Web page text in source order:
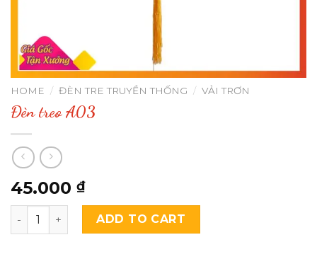
HOME / ĐÈN TRE TRUYỀN THỐNG / VẢI TRƠN
Đèn treo A03
45.000 ₫
Đèn treo A03 quantityADD TO CART